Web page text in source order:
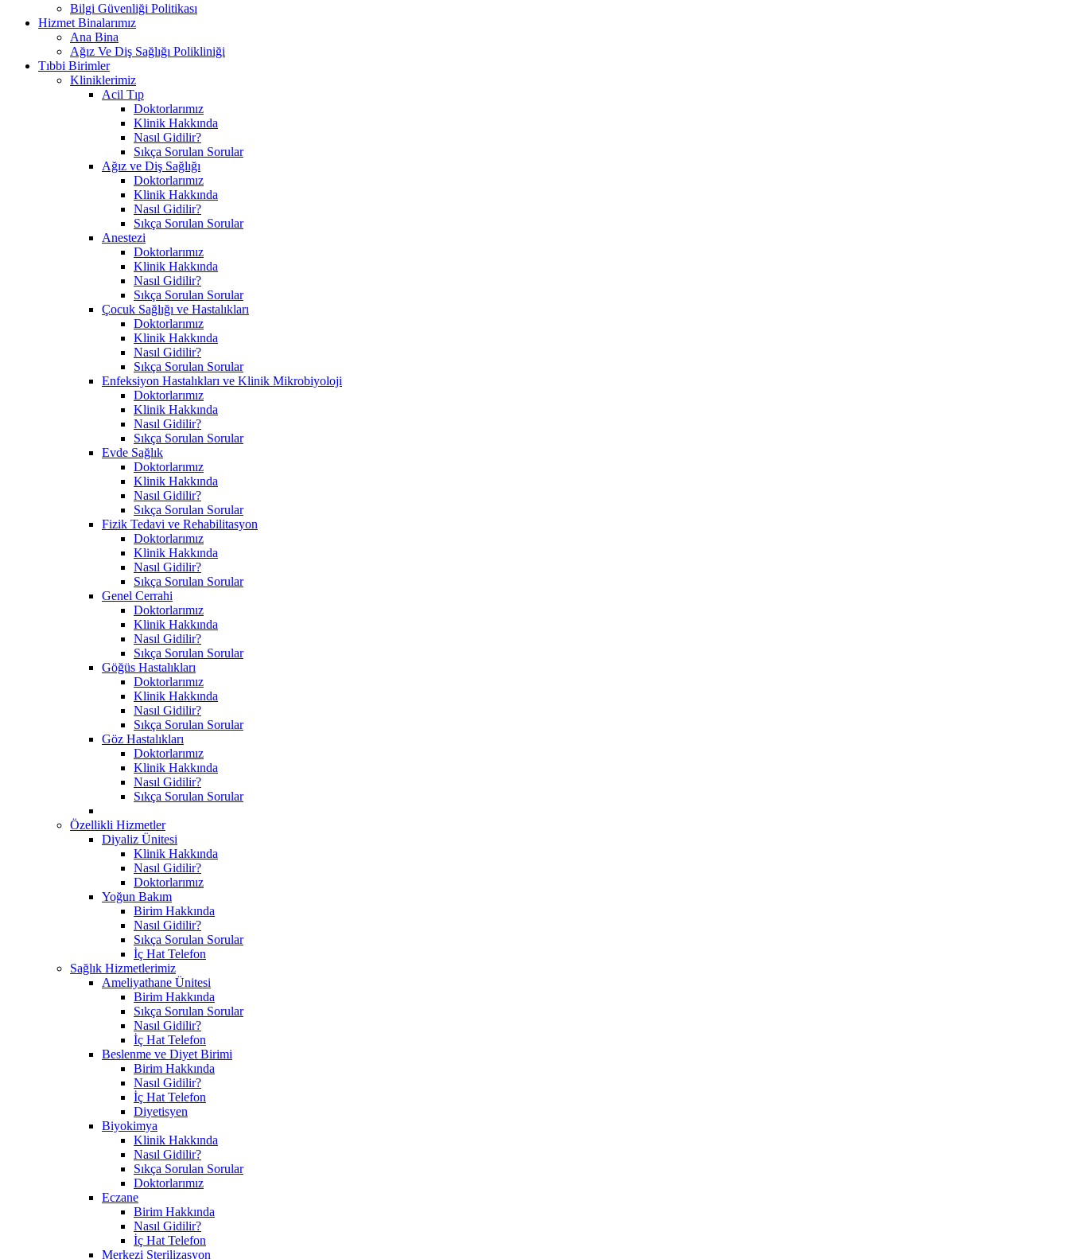
Bilgi Güvenliği Politikası
Hizmet Binalarımız
Ana Bina
Ağız Ve Diş Sağlığı Polikliniği
Tıbbi Birimler
Kliniklerimiz
Acil Tıp
Doktorlarımız
Klinik Hakkında
Nasıl Gidilir?
Sıkça Sorulan Sorular
Ağız ve Diş Sağlığı
Doktorlarımız
Klinik Hakkında
Nasıl Gidilir?
Sıkça Sorulan Sorular
Anestezi
Doktorlarımız
Klinik Hakkında
Nasıl Gidilir?
Sıkça Sorulan Sorular
Çocuk Sağlığı ve Hastalıkları
Doktorlarımız
Klinik Hakkında
Nasıl Gidilir?
Sıkça Sorulan Sorular
Enfeksiyon Hastalıkları ve Klinik Mikrobiyoloji
Doktorlarımız
Klinik Hakkında
Nasıl Gidilir?
Sıkça Sorulan Sorular
Evde Sağlık
Doktorlarımız
Klinik Hakkında
Nasıl Gidilir?
Sıkça Sorulan Sorular
Fizik Tedavi ve Rehabilitasyon
Doktorlarımız
Klinik Hakkında
Nasıl Gidilir?
Sıkça Sorulan Sorular
Genel Cerrahi
Doktorlarımız
Klinik Hakkında
Nasıl Gidilir?
Sıkça Sorulan Sorular
Göğüs Hastalıkları
Doktorlarımız
Klinik Hakkında
Nasıl Gidilir?
Sıkça Sorulan Sorular
Göz Hastalıkları
Doktorlarımız
Klinik Hakkında
Nasıl Gidilir?
Sıkça Sorulan Sorular
Özellikli Hizmetler
Diyaliz Ünitesi
Klinik Hakkında
Nasıl Gidilir?
Doktorlarımız
Yoğun Bakım
Birim Hakkında
Nasıl Gidilir?
Sıkça Sorulan Sorular
İç Hat Telefon
Sağlık Hizmetlerimiz
Ameliyathane Ünitesi
Birim Hakkında
Sıkça Sorulan Sorular
Nasıl Gidilir?
İç Hat Telefon
Beslenme ve Diyet Birimi
Birim Hakkında
Nasıl Gidilir?
İç Hat Telefon
Diyetisyen
Biyokimya
Klinik Hakkında
Nasıl Gidilir?
Sıkça Sorulan Sorular
Doktorlarımız
Eczane
Birim Hakkında
Nasıl Gidilir?
İç Hat Telefon
Merkezi Sterilizasyon